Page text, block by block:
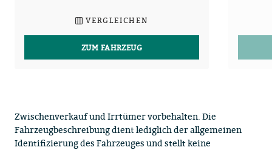
VERGLEICHEN
ZUM FAHRZEUG
Zwischenverkauf und Irrtümer vorbehalten. Die
Fahrzeugbeschreibung dient lediglich der allgemeinen
Identifizierung des Fahrzeuges und stellt keine